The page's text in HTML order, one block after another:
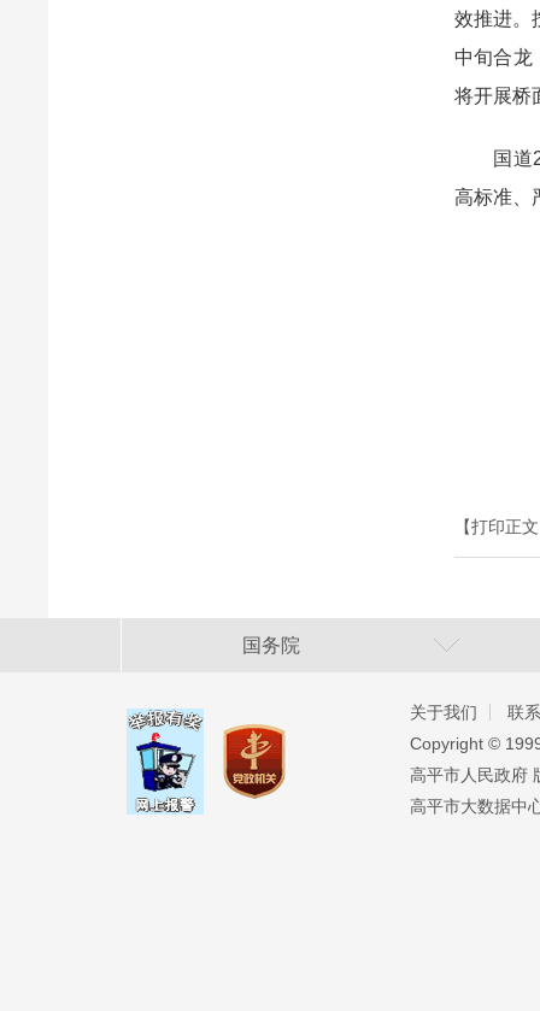
效推进。
中旬合龙
将开展桥
国道
高标准、
【打印正
国务院
关于我们
联
Copyright ©️
高平市人民政府
高平市大数据